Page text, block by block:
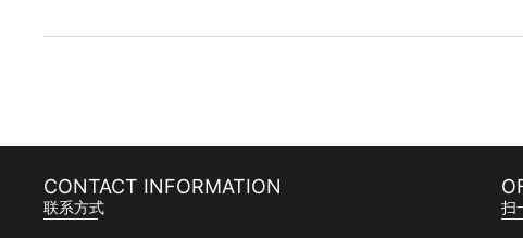
CONTACT INFORMATION
联系方式 扫